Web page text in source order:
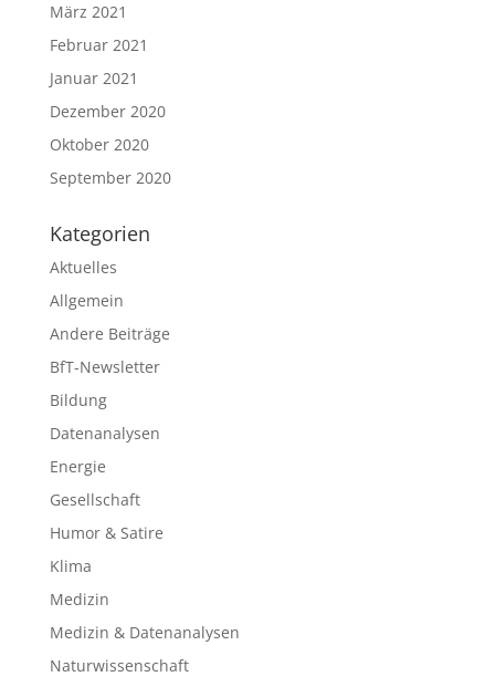
März 2021
Februar 2021
Januar 2021
Dezember 2020
Oktober 2020
September 2020
Kategorien
Aktuelles
Allgemein
Andere Beiträge
BfT-Newsletter
Bildung
Datenanalysen
Energie
Gesellschaft
Humor & Satire
Klima
Medizin
Medizin & Datenanalysen
Naturwissenschaft